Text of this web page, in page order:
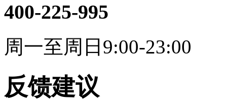
400-225-995
周一至周日9:00-23:00
反馈建议